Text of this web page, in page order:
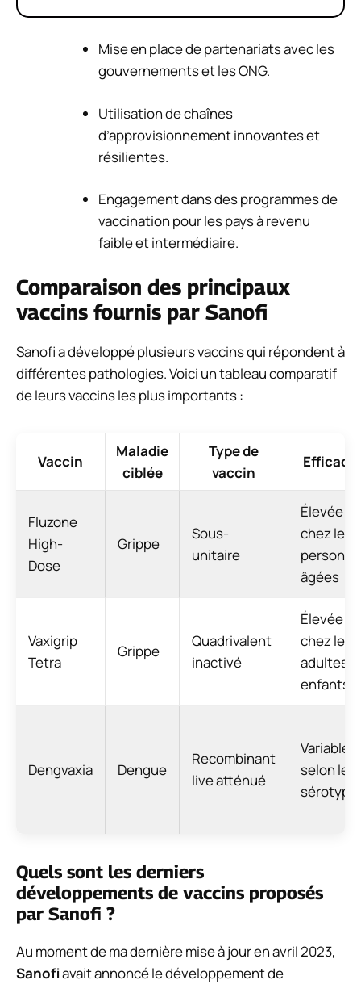
Mise en place de partenariats avec les
gouvernements et les ONG.
Utilisation de chaînes
d’approvisionnement innovantes et
résilientes.
Engagement dans des programmes de
vaccination pour les pays à revenu
faible et intermédiaire.
Comparaison des principaux
vaccins fournis par Sanofi
Sanofi a développé plusieurs vaccins qui répondent à
différentes pathologies. Voici un tableau comparatif
de leurs vaccins les plus importants :
Vaccin
Maladie
ciblée
Type de
vaccin
Fluzone
High-
Dose
Grippe
Sous-
unitaire
Élevée
chez les
âgées
Vaxigrip
Tetra
Grippe
Quadrivalent
inactivé
Élevée
chez les
adultes
enfants
Dengvaxia Dengue
Recombinant
live atténué
Variable
selon les
Quels sont les derniers
développements de vaccins proposés
par Sanofi ?
Au moment de ma dernière mise à jour en avril 2023,
Sanofiavait annoncé le développement de